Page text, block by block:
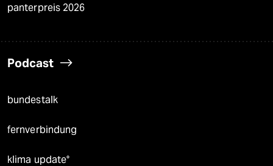
panterpreis 2026
Podcast
bundestalk
fernverbindung
klima update°